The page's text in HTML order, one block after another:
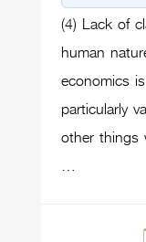
(4) Lack of
human
economics
particularly
other
…